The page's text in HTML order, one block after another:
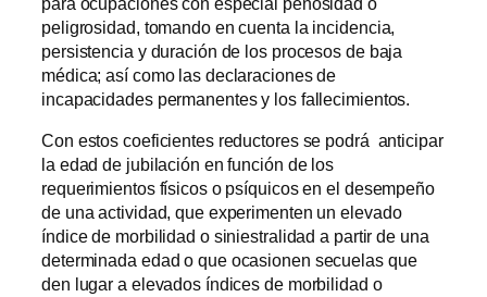
peligrosidad, tomando en cuenta la incidencia,
persistencia y duración de los procesos de baja
médica; así como las declaraciones de
incapacidades permanentes y los fallecimientos.
Con estos coeficientes reductores se podrá anticipar
la edad de jubilación en función de los
requerimientos físicos o psíquicos en el desempeño
de una actividad, que experimenten un elevado
índice de morbilidad o siniestralidad a partir de una
determinada edad o que ocasionen secuelas que
den lugar a elevados índices de morbilidad o